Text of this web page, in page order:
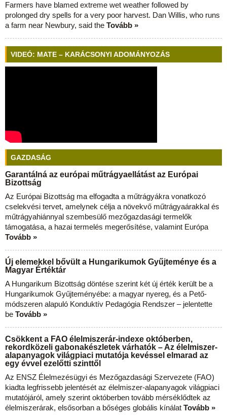
Farmers have blamed extreme wet weather followed by
prolonged dry spells for a very poor harvest. Dan Willis, who runs
a farm near Newbury, said the Tovább »
VIDEÓ: MATE – KARÁCSONYI ADOMÁNYOZÁS
GAZDASÁG
Garantálná az európai műtrágyaellátást az Európai
Bizottság
Az Európai Bizottság ma elfogadta a műtrágyákra vonatkozó
cselekvési tervet, amelynek célja a növekvő műtrágyaárakkal és
műtrágyahiánnyal szembesülő mezőgazdasági termelők
támogatása, a hazai termelés megerősítése, valamint Európa
Tovább »
Új elemekkel bővült a Hungarikumok Gyűjteménye és a
Magyar Értéktár
A Hungarikum Bizottság döntése szerint két új érték került be a
Hungarikumok Gyűjteményébe: a magyar nyereg, és a Pető-
módszeren alapuló Konduktív Pedagógia Rendszer – jelentette
be Tovább »
Csökkent a FAO élelmiszerár-indexe októberben,
rekordközeli gabonakészletek várhatók – Az élelmiszer-
alapanyagok világpiaci mutatója kevéssel elmarad az
egy évvel ezelőtti szinttől
Az ENSZ Élelmezésügyi és Mezőgazdasági Szervezete (FAO)
kiadta legfrissebb jelentését az élelmiszer-alapanyagok világpiaci
mutatójáról, amely szerint októberben tovább mérséklődtek az
élelmiszerárak, elsősorban a bőséges globális kínálat Tovább »